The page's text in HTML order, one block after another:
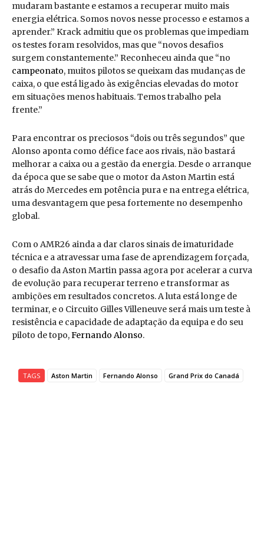
mudaram bastante e estamos a recuperar muito mais
energia elétrica. Somos novos nesse processo e estamos a
aprender.” Krack admitiu que os problemas que impediam
os testes foram resolvidos, mas que “novos desafios
surgem constantemente.” Reconheceu ainda que “no
campeonato, muitos pilotos se queixam das mudanças de
caixa, o que está ligado às exigências elevadas do motor
em situações menos habituais. Temos trabalho pela
frente.”
Para encontrar os preciosos “dois ou três segundos” que
Alonso aponta como défice face aos rivais, não bastará
melhorar a caixa ou a gestão da energia. Desde o arranque
da época que se sabe que o motor da Aston Martin está
atrás do Mercedes em potência pura e na entrega elétrica,
uma desvantagem que pesa fortemente no desempenho
global.
Com o AMR26 ainda a dar claros sinais de imaturidade
técnica e a atravessar uma fase de aprendizagem forçada,
o desafio da Aston Martin passa agora por acelerar a curva
de evolução para recuperar terreno e transformar as
ambições em resultados concretos. A luta está longe de
terminar, e o Circuito Gilles Villeneuve será mais um teste à
resistência e capacidade de adaptação da equipa e do seu
piloto de topo,Fernando Alonso.
TAGS Aston Martin Fernando Alonso Grand Prix do Canadá